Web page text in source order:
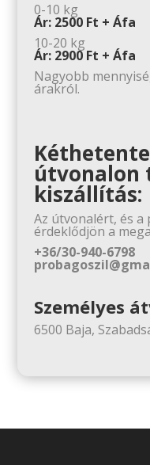
0-10 kg
Ár: 2500 Ft + Áfa
10-20 kg
Ár: 2900 Ft + Áfa
Nagyobb
árakról.
útvonalon
kiszállítás:
Az útvonalért, és
érdeklődjön a
+36/30-940-6798
Személyes
6500 Baja,